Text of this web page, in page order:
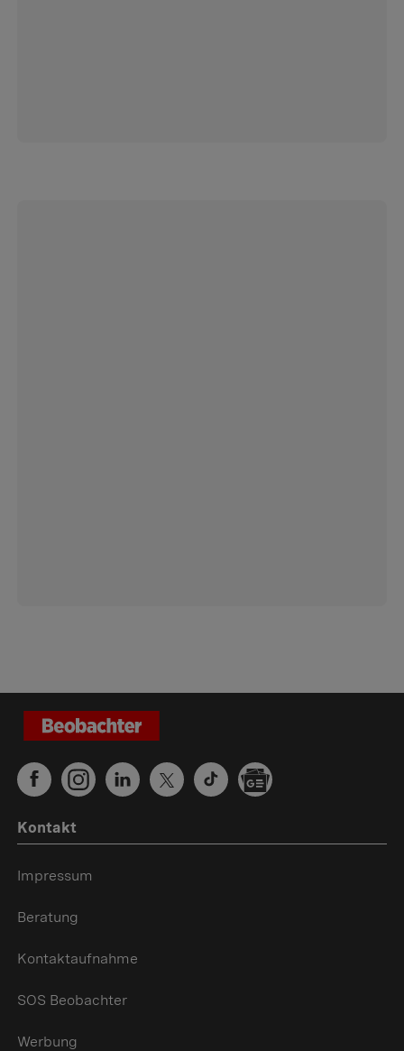
Kontakt
Impressum
Beratung
Kontaktaufnahme
SOS Beobachter
Werbung